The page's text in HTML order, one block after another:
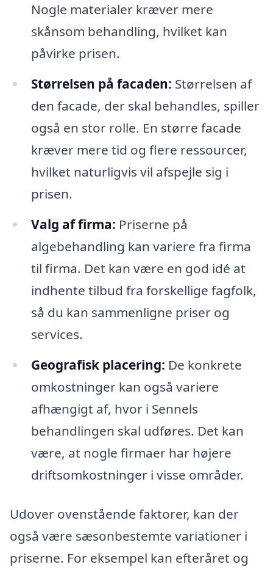
Nogle materialer kræver mere
skånsom behandling, hvilket kan
påvirke prisen.
Størrelsen på facaden: Størrelsen af
den facade, der skal behandles, spiller
også en stor rolle. En større facade
kræver mere tid og flere ressourcer,
hvilket naturligvis vil afspejle sig i
prisen.
Valg af firma: Priserne på
algebehandling kan variere fra firma
til firma. Det kan være en god idé at
indhente tilbud fra forskellige fagfolk,
så du kan sammenligne priser og
services.
Geografisk placering: De konkrete
omkostninger kan også variere
afhængigt af, hvor i Sennels
behandlingen skal udføres. Det kan
være, at nogle firmaer har højere
driftsomkostninger i visse områder.
Udover ovenstående faktorer, kan der
også være sæsonbestemte variationer i
priserne. For eksempel kan efteråret og